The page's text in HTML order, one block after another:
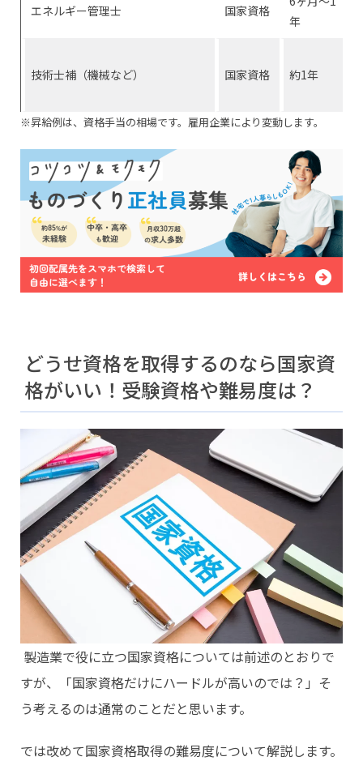
エネルギー管理士 国家資格
年
技術士補（機械など） 国家資格 約1年
※昇給例は、資格手当の相場です。雇用企業により変動します。
どうせ資格を取得するのなら国家資
格がいい！受験資格や難易度は？
製造業で役に立つ国家資格については前述のとおりで
すが、「国家資格だけにハードルが高いのでは？」そ
う考えるのは通常のことだと思います。
では改めて国家資格取得の難易度について解説します。